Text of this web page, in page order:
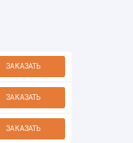
ЗАКАЗАТЬ
ЗАКАЗАТЬ
ЗАКАЗАТЬ